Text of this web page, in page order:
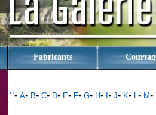
Fabricants
' '- A- B- C- D- E- F- G- H- - J- K- L- M-